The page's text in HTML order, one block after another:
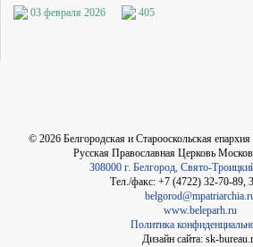
03 февраля 2026 405
© 2026 Белгородская и Старооскольская
Русская Православная Церковь
308000 г. Белгород, Свято-
Тел./факс: +7 (4722) 32-70-89,
www.beleparh.ru
Политика
Дизайн сайта: sk-